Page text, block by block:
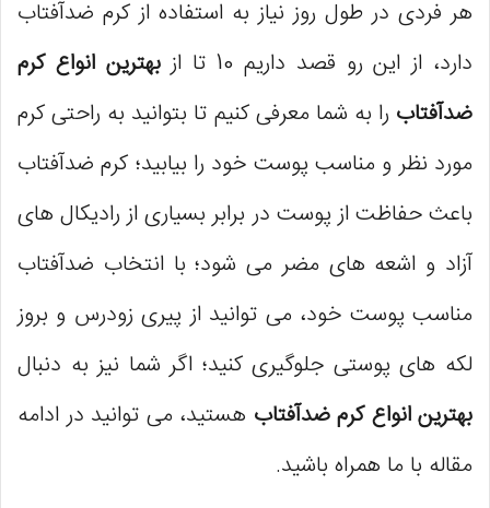
هر فردی در طول روز نیاز به استفاده از کرم ضدآفتاب
دارد، از این رو قصد داریم 10 تا از
بهترین انواع کرم
ضدآفتاب را به شما معرفی کنیم تا بتوانید به راحتی کرم
مورد نظر و مناسب پوست خود را بیابید؛ کرم ضدآفتاب
باعث حفاظت از پوست در برابر بسیاری از رادیکال های
آزاد و اشعه های مضر می شود؛ با انتخاب ضدآفتاب
مناسب پوست خود، می توانید از پیری زودرس و بروز
لکه های پوستی جلوگیری کنید؛ اگر شما نیز به دنبال
بهترین انواع کرم ضدآفتاب هستید، می توانید در ادامه
مقاله با ما همراه باشید.